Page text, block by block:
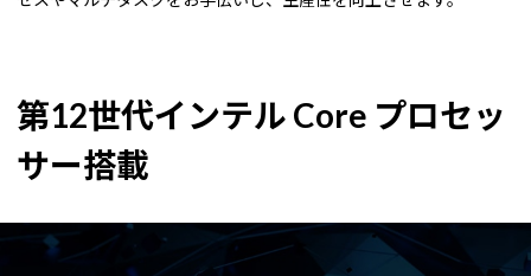
第12世代インテル Core プロセッ
サー搭載